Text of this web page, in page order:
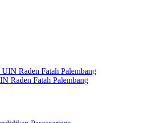
Raden Fatah Palembang